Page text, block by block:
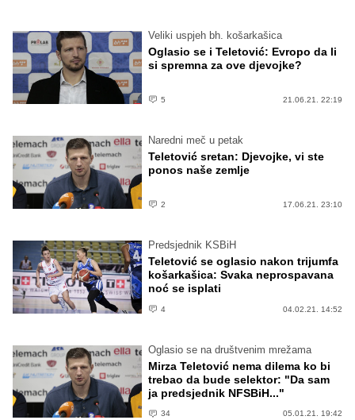
Veliki uspjeh bh. košarkašica
Oglasio se i Teletović: Evropo da li
si spremna za ove djevojke?
5 21.06.21. 22:19
Naredni meč u petak
Teletović sretan: Djevojke, vi ste
ponos naše zemlje
2 17.06.21. 23:10
Predsjednik KSBiH
Teletović se oglasio nakon trijumfa
košarkašica: Svaka neprospavana
noć se isplati
4 04.02.21. 14:52
Oglasio se na društvenim mrežama
Mirza Teletović nema dilema ko bi
trebao da bude selektor: "Da sam
ja predsjednik NFSBiH..."
34 05.01.21. 19:42